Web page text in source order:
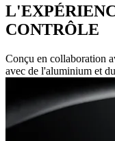
CONTRÔLE
Conçu en collaboration
avec de l'aluminium et